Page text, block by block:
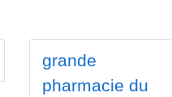
grande
pharmacie du